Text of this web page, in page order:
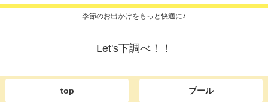
季節のお出かけをもっと快適に♪
Let's下調べ！！
top プール